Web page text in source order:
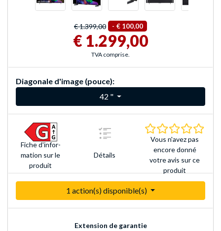
€ 1.399,00 - € 100,00
€ 1.299,00
TVA comprise.
Diagonale d'image (pouce):
42 "
Fiche d'infor­
mation sur le
produit
Détails
Vous n'avez pas
encore donné
votre avis sur ce
produit
1 action(s) disponible(s)
Extension de garantie